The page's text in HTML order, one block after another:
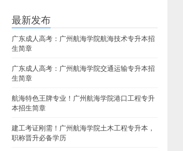
最新发布
广东成人高考：广州航海学院航海技术专升本招
生简章
广东成人高考：广州航海学院交通运输专升本招
生简章
航海特色王牌专业！广州航海学院港口工程专升
本招生简章
建工考证刚需！广州航海学院土木工程专升本，
职称晋升必备学历